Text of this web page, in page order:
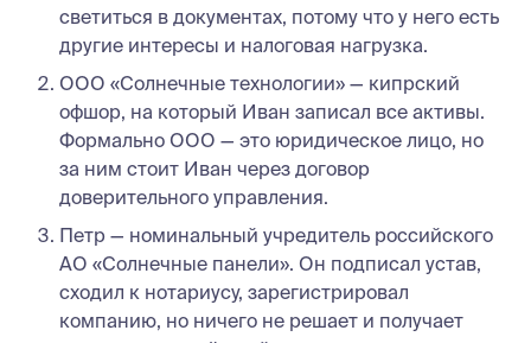
светиться в документах, потому что у него есть
другие интересы и налоговая нагрузка.
ООО «Солнечные технологии» — кипрский
офшор, на который Иван записал все активы.
Формально ООО — это юридическое лицо, но
за ним стоит Иван через договор
доверительного управления.
Петр — номинальный учредитель российского
АО «Солнечные панели». Он подписал устав,
сходил к нотариусу, зарегистрировал
компанию, но ничего не решает и получает